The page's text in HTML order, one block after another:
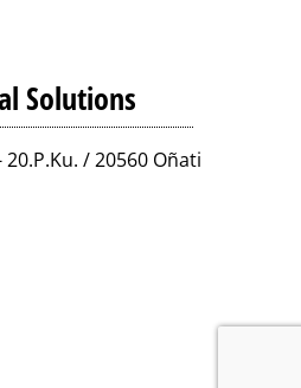
Solutions
/ 20560 Oñati